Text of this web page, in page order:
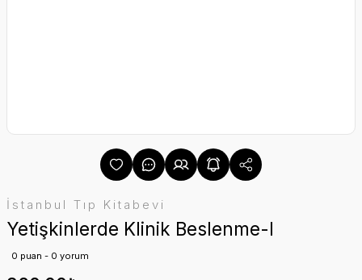
İstanbul Tıp Kitabevi
Yetişkinlerde Klinik Beslenme-I
0 puan - 0 yorum